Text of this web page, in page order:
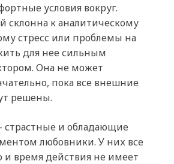
условия вокруг.
к аналитическому
стресс или проблемы на
для нее сильным
Она не может
пока все внешние
решены.
и обладающие
любовники. У них все
и время действия не имеет